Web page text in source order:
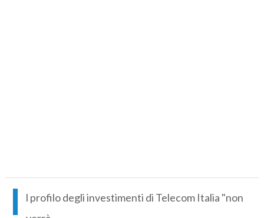
I
l profilo degli investimenti di Telecom Italia "non